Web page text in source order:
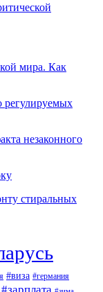
мира. Как
регулируемых
незаконного
стиральных
#виза #германия